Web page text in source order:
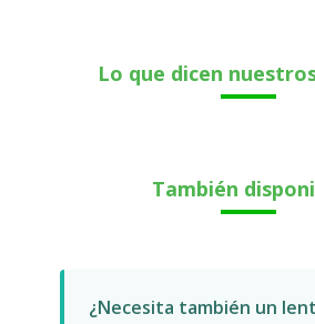
Lo que dicen
También
¿Necesita también un